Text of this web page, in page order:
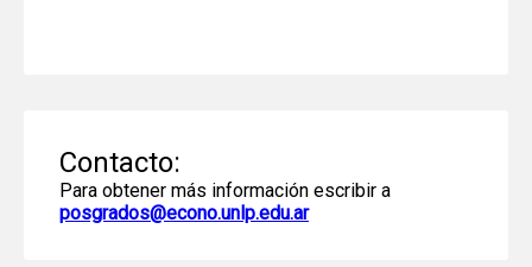
Contacto:
Para obtener más información escribir a
posgrados@econo.unlp.edu.ar